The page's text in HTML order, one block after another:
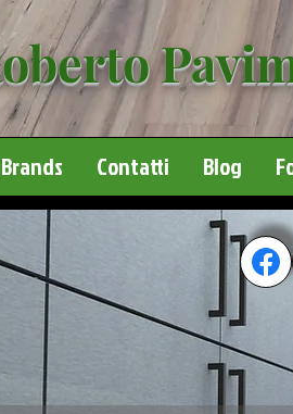
Brands Contatti Blog